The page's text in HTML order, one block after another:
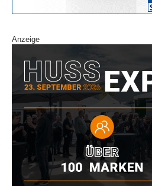
Anzeige